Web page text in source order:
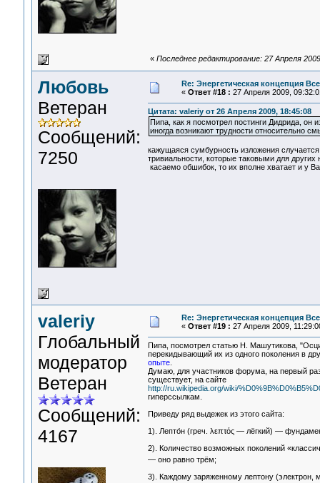
« Последнее редактирование: 27 Апреля
Любовь
Ветеран
Сообщений:
7250
Re: Энергетическая концепция
« Ответ #18 : 27 Апреля 2009,
Цитата: valeriy от 26 Апреля 2009, 18:45:08
Пипа, как я посмотрел постинги Дидрида, он
иногда возникают трудности относительно
кажущаяся сумбурность изложения
тривиальности, которые таковыми для других
касаемо обшибок, то их вполне хватает и у
valeriy
Глобальный
модератор
Ветеран
Сообщений:
4167
Re: Энергетическая концепция
« Ответ #19 : 27 Апреля 2009,
Пипа, посмотрел статью Н. Машутикова,
перекидывающий их из одного поколения в
опыте.
Думаю, для участников форума, на первый
существует, на сайте
http://ru.wikipedia.org/wiki/
гиперссылкам.
Приведу ряд выдежек из этого сайта:
1). Лепто́н (греч. λεπτός — лёгкий) —
2). Количество возможных поколений
— оно равно трём;
3). Каждому заряженному лептону (электрон,